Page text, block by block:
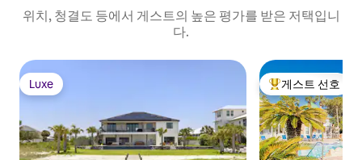
위치, 청결도 등에서 게스트의 높은 평가를 받은 저택입니
다.
Luxe
Luxe 상위 게스트 선호
게스트 선호